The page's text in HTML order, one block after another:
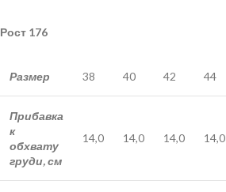
Рост 176
Размер 38 40 42 44
Прибавка
к
обхвату
груди, см
14,0 14,0 14,0 14,0